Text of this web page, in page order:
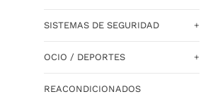
SISTEMAS DE SEGURIDAD +
OCIO / DEPORTES +
REACONDICIONADOS